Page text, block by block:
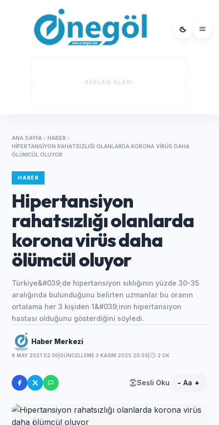
REKLAM ALANI
ANA SAYFA
HABER
HIPERTANSIYON RAHATSIZLIĞI OLANLARDA KORONA VIRÜS DAHA
ÖLÜMCÜL OLUYOR
HABER
Hipertansiyon
rahatsızlığı olanlarda
korona virüs daha
ölümcül oluyor
Türkiye&#039;de hipertansiyon sıklığının yüzde 30-35
aralığında bulunduğunu belirten uzmanlar bu oranın
ortalama her 3 kişiden 1&#039;inin hipertansiyon
hastası olduğunu gösterdiğini söyledi.
Haber Merkezi
6 MAY 2021 02:36 GÜNCELLEME 3 KASIM 2025 20:55 2 DK
Sesli Oku - Aa +